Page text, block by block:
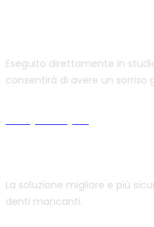
Eseguito direttamente in
consentirà di avere un sorriso
La soluzione migliore e più
denti mancanti.